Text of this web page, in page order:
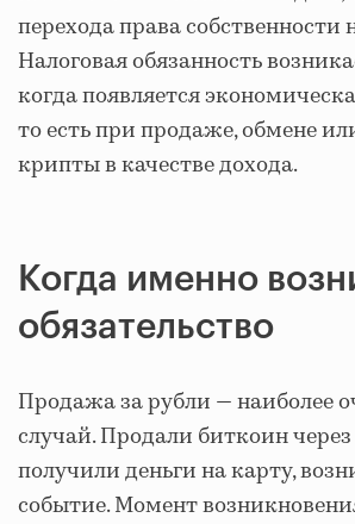
перехода права собственности
Налоговая обязанность
когда появляется
то есть при продаже, обмене
крипты в качестве дохода.
Когда именно
обязательство
Продажа за рубли — наиболее
случай. Продали биткоин через
получили деньги на карту,
событие. Момент